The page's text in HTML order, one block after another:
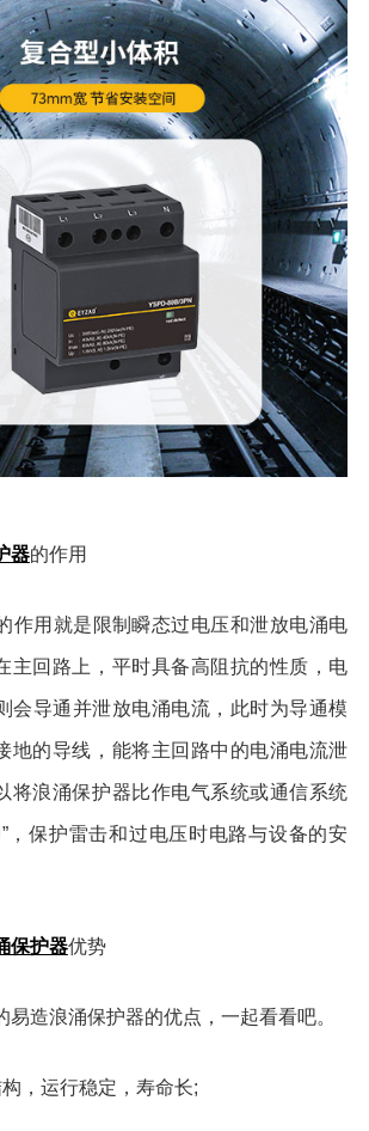
器的作用
作用就是限制瞬态过电压和泄放电涌电
主回路上，平时具备高阻抗的性质，电
会导通并泄放电涌电流，此时为导通模
地的导线，能将主回路中的电涌电流泄
将浪涌保护器比作电气系统或通信系统
，保护雷击和过电压时电路与设备的安
保护器优势
易造浪涌保护器的优点，一起看看吧。
，运行稳定，寿命长;